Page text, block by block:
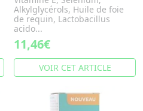
Alkylglycérols, Huile de foie
de requin, Lactobacillus
acido...
11,46€
VOIR CET ARTICLE